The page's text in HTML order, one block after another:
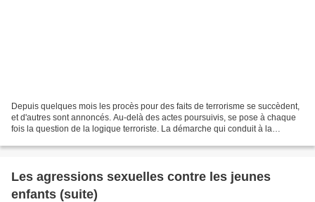
Depuis quelques mois les procès pour des faits de terrorisme se succèdent,
et d'autres sont annoncés. Au-delà des actes poursuivis, se pose à chaque
fois la question de la logique terroriste. La démarche qui conduit à la
Les agressions sexuelles contre les jeunes
enfants (suite)